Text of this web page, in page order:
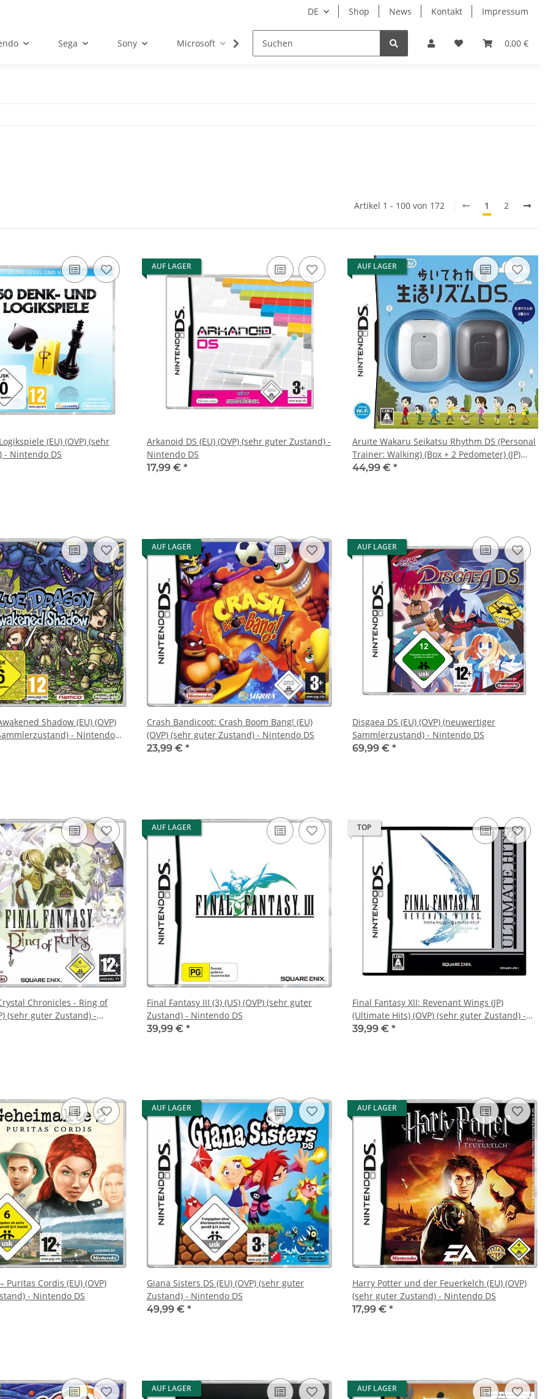
DE Shop News Kontakt Impressum
0,00 €
Sega Sony Microsoft Atari
Artikel 1 - 100 von 172 1 2
(EU) (OVP) (sehr
- Nintendo DS
AUF LAGER
Arkanoid DS (EU) (OVP) (sehr guter Zustand) -
Nintendo DS
17,99 € *
AUF LAGER
Aruite Wakaru Seikatsu Rhythm DS (Personal
Trainer: Walking) (Box + 2 Pedometer) (JP)
(OVP) (sehr guter Zustand) - Nintendo DS
44,99 € *
Shadow (EU) (OVP)
- Nintendo
AUF LAGER
Crash Bandicoot: Crash Boom Bang! (EU)
(OVP) (sehr guter Zustand) - Nintendo DS
23,99 € *
AUF LAGER
Disgaea DS (EU) (OVP) (neuwertiger
Sammlerzustand) - Nintendo DS
69,99 € *
Chronicles - Ring of
(sehr guter Zustand) -
AUF LAGER
Final Fantasy III (3) (US) (OVP) (sehr guter
Zustand) - Nintendo DS
39,99 € *
TOP
Final Fantasy XII: Revenant Wings (JP)
(Ultimate Hits) (OVP) (sehr guter Zustand) -
Nintendo DS
39,99 € *
Puritas Cordis (EU) (OVP)
- Nintendo DS
AUF LAGER
Giana Sisters DS (EU) (OVP) (sehr guter
Zustand) - Nintendo DS
49,99 € *
AUF LAGER
Harry Potter und der Feuerkelch (EU) (OVP)
(sehr guter Zustand) - Nintendo DS
17,99 € *
AUF LAGER AUF LAGER